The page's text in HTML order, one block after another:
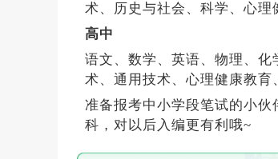
术、历史与社会、科学、心理
高中
语文、数学、英语、物理、
术、通用技术、心理健康教育
准备报考中小学段笔试的小
科，对以后入编更有利哦~